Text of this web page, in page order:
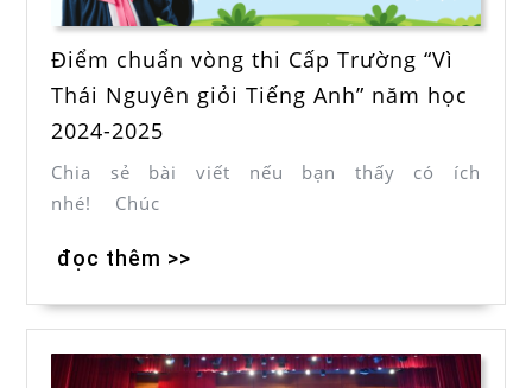
Điểm chuẩn vòng thi Cấp Trường “Vì
Thái Nguyên giỏi Tiếng Anh” năm học
2024-2025
Chia sẻ bài viết nếu bạn thấy có ích
nhé! Chúc
đọc thêm >>